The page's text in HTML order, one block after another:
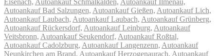
Eisenach, Autoankauf Schmalkalden, Autoankauf Ilmenau,
Autoankauf Bad Salzungen, Autoankauf Gießen, Autoankauf Lich,
Autoankauf Laubach, Autoankauf Laubach, Autoankauf Grünberg,
Autoankauf Rückersdorf, Autoankauf Leinburg, Autoankauf
Veitsbronn, Autoankauf Seukendorf, Autoankauf Roßtal,
Autoankauf Cadolzburg, Autoankauf Langenzenn, Autoankauf
Neunkirchen am Brand, Autoankauf Herzogenaurach, Autoankauf